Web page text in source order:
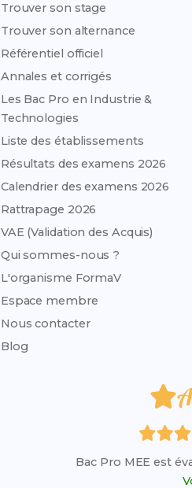
Trouver son stage
Trouver son alternance
Référentiel officiel
Annales et corrigés
Les Bac Pro en Industrie &
Technologies
Liste des établissements
Résultats des examens 2026
Calendrier des examens 2026
Rattrapage 2026
VAE (Validation des Acquis)
Qui sommes-nous ?
L'organisme FormaV
Espace membre
Nous contacter
Blog
Bac Pro MEE est